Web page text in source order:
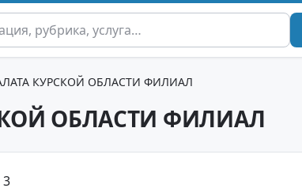
КУРСКОЙ ОБЛАСТИ ФИЛИАЛ
ОБЛАСТИ ФИЛИАЛ
3